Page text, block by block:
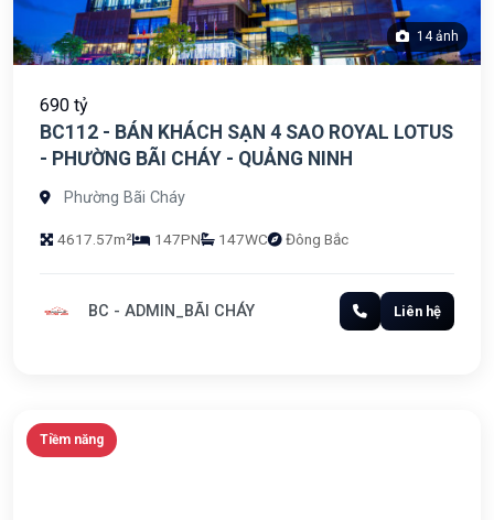
14 ảnh
690 tỷ
BC112 - BÁN KHÁCH SẠN 4 SAO ROYAL LOTUS
- PHƯỜNG BÃI CHÁY - QUẢNG NINH
Phường Bãi Cháy
4617.57m² 147PN 147WC Đông Bắc
BC - ADMIN_BÃI CHÁY Liên hệ
Tiềm năng